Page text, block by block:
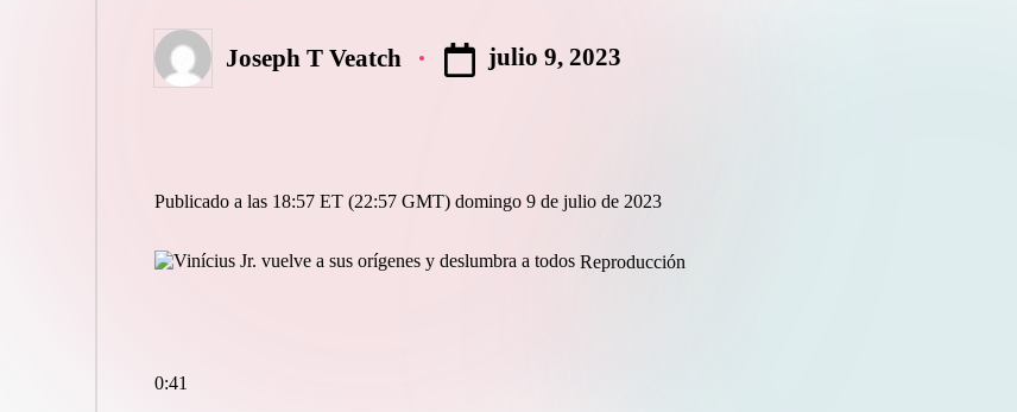
Publicado
por
Joseph T Veatch julio 9, 2023
Publicado a las 18:57 ET (22:57 GMT) domingo 9 de julio de 2023
Reproducción
0:41